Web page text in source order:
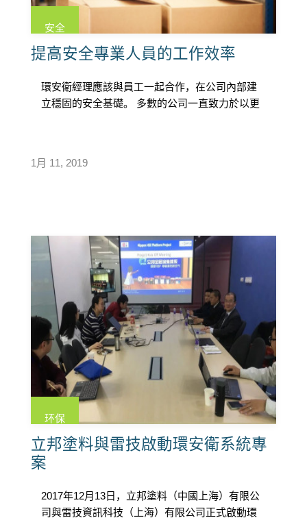
安全
提高安全專業人員的工作效率
1月 11, 2019
環安衛經理應該與員工一起合作，在公司內部建
立穩固的安全基礎。 多數的公司一直致力於以更
环保
立邦塗料與雷技啟動環安衛系統專
案
2017年12月13日，立邦塗料（中國上海）有限公
司與雷技資訊科技（上海）有限公司正式啟動環